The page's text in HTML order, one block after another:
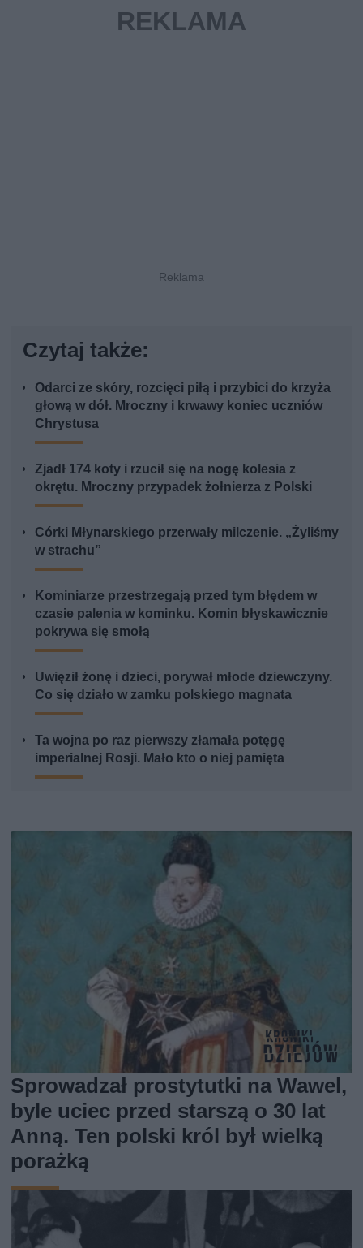
Czytaj także:
Odarci ze skóry, rozcięci piłą i przybici do krzyża
głową w dół. Mroczny i krwawy koniec uczniów
Chrystusa
Zjadł 174 koty i rzucił się na nogę kolesia z
okrętu. Mroczny przypadek żołnierza z Polski
Córki Młynarskiego przerwały milczenie. „Żyliśmy
w strachu”
Kominiarze przestrzegają przed tym błędem w
czasie palenia w kominku. Komin błyskawicznie
pokrywa się smołą
Uwięził żonę i dzieci, porywał młode dziewczyny.
Co się działo w zamku polskiego magnata
Ta wojna po raz pierwszy złamała potęgę
imperialnej Rosji. Mało kto o niej pamięta
Sprowadzał prostytutki na Wawel,
byle uciec przed starszą o 30 lat
Anną. Ten polski król był wielką
porażką